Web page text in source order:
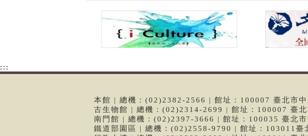
:::
本館 | 總機：(02)2382-2566 | 館址：100007 臺北市
古生物館 | 總機：(02)2314-2699 | 館址：100007 臺
南門館 | 總機：(02)2397-3666 | 館址：100035 臺北市
鐵道部園區 | 總機：(02)2558-9790 | 館址：103011臺